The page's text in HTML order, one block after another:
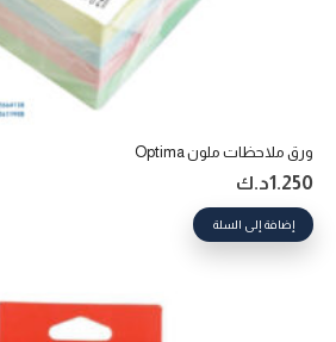
ورق ملاحظات ملون Optima
1.250د.ك
إضافة إلى السلة